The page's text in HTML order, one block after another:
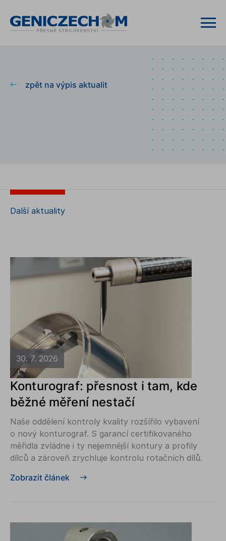
zpět na výpis aktualit
Další aktuality
30. 7. 2026
Konturograf: přesnost i tam, kde
běžné měření nestačí
Naše oddělení kontroly kvality rozšířilo vybavení
o nový konturograf. S garancí certifikovaného
měřidla zvládne i ty nejjemnější kontury a profily
dílců a zároveň zrychluje kontrolu rotačních dílů.
Zobrazit článek